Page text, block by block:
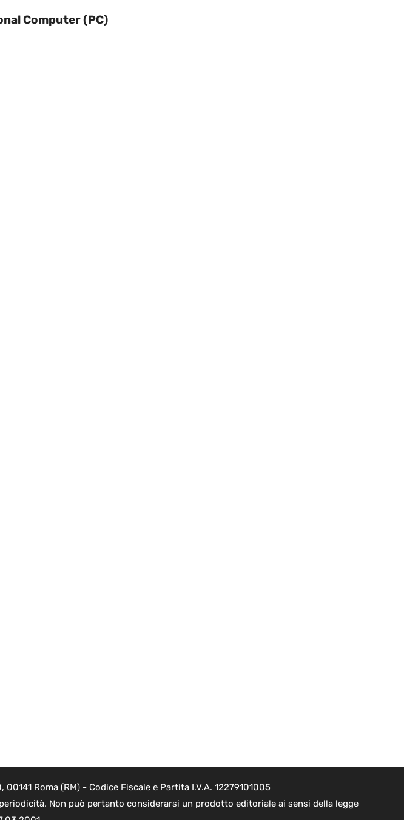
Computer (PC)
Roma (RM) - Codice Fiscale e Partita I.V.A. 12279101005
Non può pertanto considerarsi un prodotto editoriale ai sensi della legge